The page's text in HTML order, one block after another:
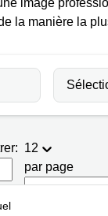
image
la manière la
12
par page